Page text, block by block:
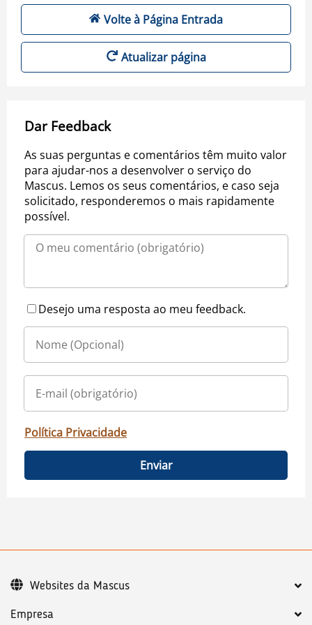
Volte à Página Entrada
Atualizar página
Dar Feedback
As suas perguntas e comentários têm muito valor
para ajudar-nos a desenvolver o serviço do
Mascus. Lemos os seus comentários, e caso seja
solicitado, responderemos o mais rapidamente
possível.
Desejo uma resposta ao meu feedback.
Política Privacidade
Enviar
Empresa
Websites da Mascus